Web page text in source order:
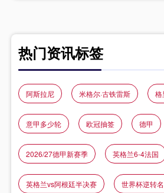
热门资讯标签
阿斯拉尼 米格尔·古铁雷斯 格
意甲多少轮 欧冠抽签 德甲
2026/27德甲新赛季 英格兰6-4法国
英格兰vs阿根廷半决赛 世界杯逆转